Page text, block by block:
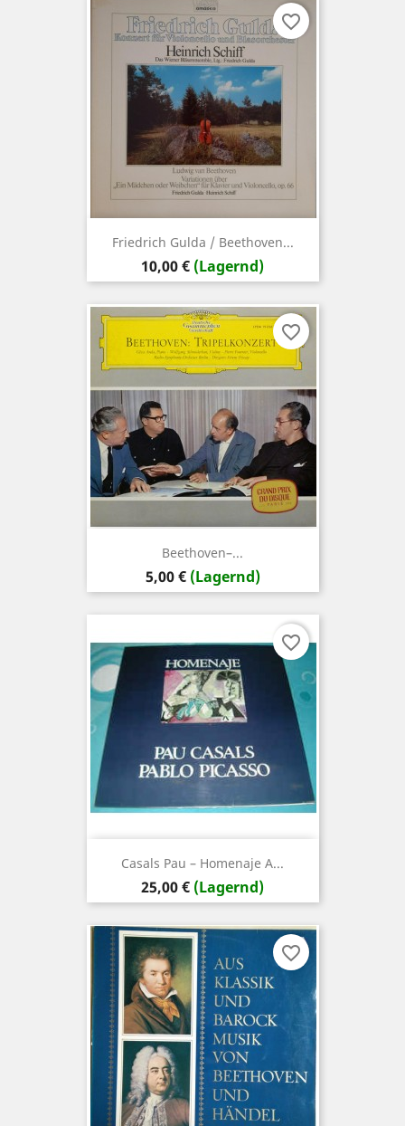
Friedrich Gulda / Beethoven...
Preis
10,00 € (Lagernd)
favorite_border
Beethoven–...
Preis
5,00 € (Lagernd)
favorite_border
Casals Pau ‎– Homenaje A...
Preis
25,00 € (Lagernd)
favorite_border
favorite_border